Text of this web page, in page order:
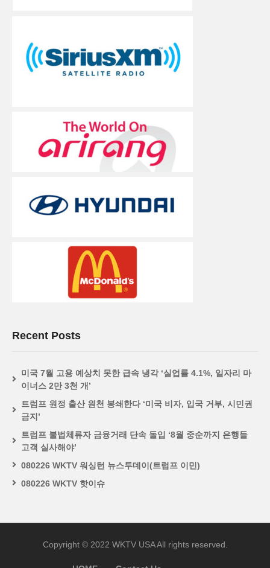
Recent Posts
미국 7월 고용 예상치 못한 급속 냉각 ‘실업률 4.1%, 일자리 마
이너스 2만 3천 개’
트럼프 원정 출산 원천 봉쇄한다 ‘미국 비자, 입국 거부, 시민권
금지’
트럼프 불법체류자 금융거래 단속 돌입 ‘8월 중순까지 은행들
고객 실사해야’
080226 WKTV 워싱턴 뉴스투데이(트럼프 이민)
080226 WKTV 핫이슈
Copyright © 2022 WKTV USA All rights reserved.